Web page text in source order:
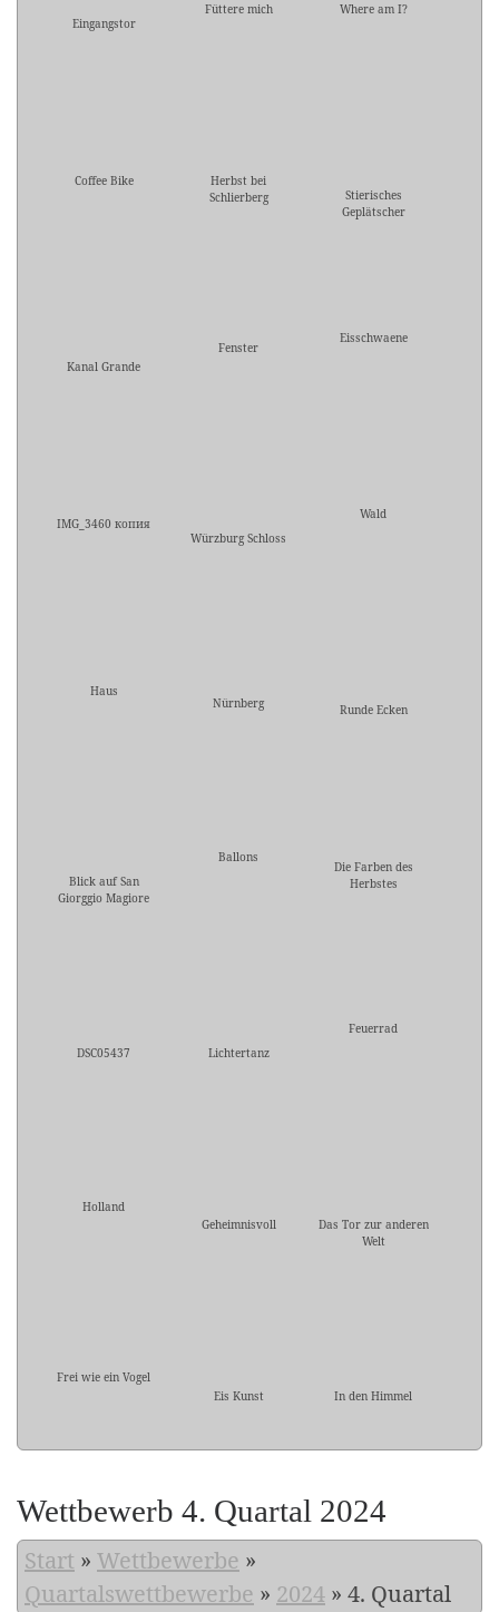
Eingangstor
Füttere mich Where am I?
Coffee Bike
Herbst bei
Schlierberg
Stierisches
Geplätscher
Kanal Grande
Fenster
Eisschwaene
IMG_3460 копия
Würzburg Schloss
Wald
Haus
Nürnberg Runde Ecken
Blick auf San
Giorggio Magiore
Ballons
Die Farben des
Herbstes
DSC05437 Lichtertanz
Feuerrad
Holland
Geheimnisvoll
Das Tor zur anderen
Welt
Frei wie ein Vogel
Eis Kunst
In den Himmel
Wettbewerb 4. Quartal 2024
Start » Wettbewerbe »
Quartalswettbewerbe » 2024 » 4. Quartal